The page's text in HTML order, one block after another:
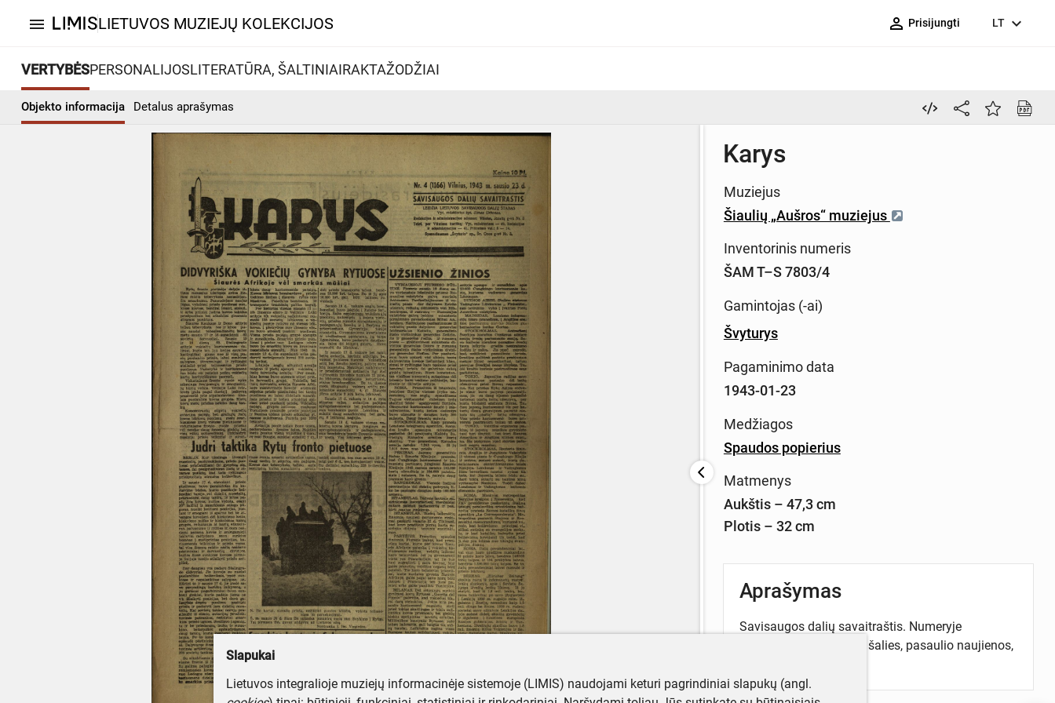
menu LIETUVOS MUZIEJŲ KOLEKCIJOS person_outline Prisijungti LT expand_more
VERTYBĖSPERSONALIJOSLITERATŪRA, ŠALTINIAIRAKTAŽODŽIAI
Objekto informacija Detalus aprašymas
Karys
Muziejus
Šiaulių „Aušros“ muziejus
Inventorinis numeris
ŠAM T–S 7803/4
Gamintojas (-ai)
Švyturys
Pagaminimo data
1943-01-23
Medžiagos
Spaudos popierius
Matmenys
Aukštis – 47,3 cm
Plotis – 32 cm
Aprašymas
Savisaugos dalių savaitraštis. Numeryje
spausdinamos miesto, šalies, pasaulio naujienos,
Slapukai
Lietuvos integralioje muziejų informacinėje sistemoje (LIMIS) naudojami keturi pagrindiniai slapukų (angl.